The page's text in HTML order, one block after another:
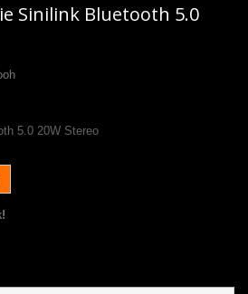
Sinilink Bluetooth 5.0
5.0 20W Stereo